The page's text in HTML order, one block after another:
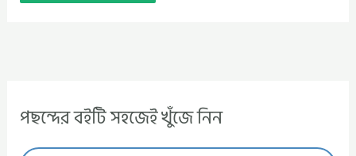
পছন্দের বইটি সহজেই খুঁজে নিন